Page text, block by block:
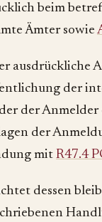
beim
Ämter sowie
ausdrückliche
der
der
der
mit R47.4
dessen